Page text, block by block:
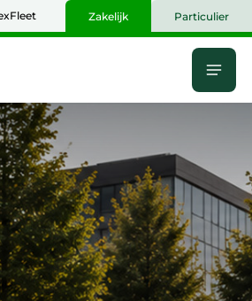
Zakelijk Particulier